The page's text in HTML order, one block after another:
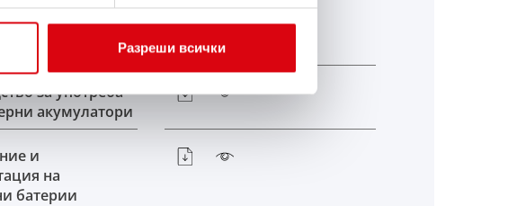
Разреши всички
IATF 16949
за употреба
акумулатори
и
на
батерии